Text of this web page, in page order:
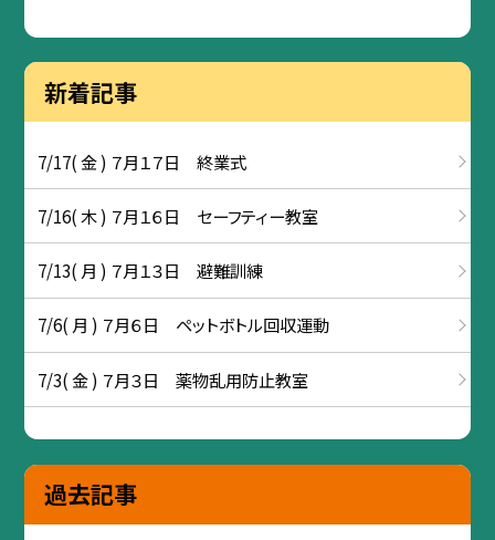
新着記事
7/17( 金 ) ７月１７日 終業式
7/16( 木 ) ７月１６日 セーフティー教室
7/13( 月 ) ７月１３日 避難訓練
7/6( 月 ) ７月６日 ペットボトル回収運動
7/3( 金 ) ７月３日 薬物乱用防止教室
過去記事